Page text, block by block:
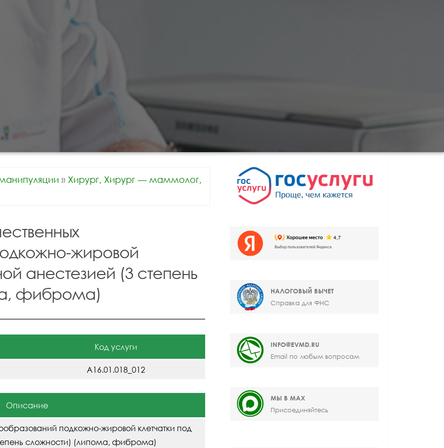
» Хирург, Хирург — маммолог,
жировой
анестезией (3 степень
фиброма)
Код услуги
A16.01.018_012
Описание
подкожно-жировой клетчатки под
сложности) (липома, фиброма)
НАЛОГОВЫЙ ВЫЧЕТ
Справка для ФНС
INFO@EVMD.RU
Email по любым вопросам
МЫ В MAX
Присоединяйтесь